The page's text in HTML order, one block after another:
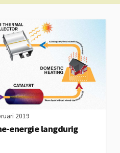
2019
energie langdurig